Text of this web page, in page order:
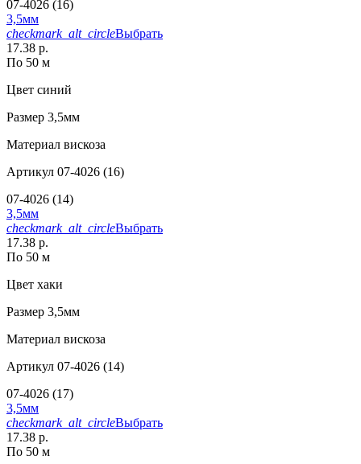
07-4026 (16)
3,5мм
checkmark_alt_circleВыбрать
17.38 р.
По 50 м
Цвет синий
Размер 3,5мм
Материал вискоза
Артикул 07-4026 (16)
07-4026 (14)
3,5мм
checkmark_alt_circleВыбрать
17.38 р.
По 50 м
Цвет хаки
Размер 3,5мм
Материал вискоза
Артикул 07-4026 (14)
07-4026 (17)
3,5мм
checkmark_alt_circleВыбрать
17.38 р.
По 50 м